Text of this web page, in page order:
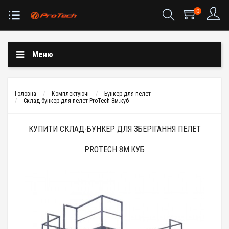
0
Меню
Головна Комплектуючі
Бункер для пелет
Склад-бункер для пелет ProTech 8м.куб
КУПИТИ СКЛАД-БУНКЕР ДЛЯ ЗБЕРІГАННЯ ПЕЛЕТ
PROTECH 8М.КУБ